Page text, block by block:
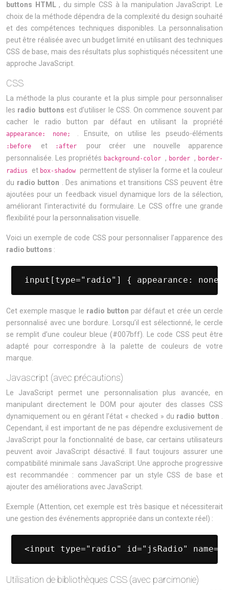
buttons HTML , du simple CSS à la manipulation JavaScript. Le
choix de la méthode dépendra de la complexité du design souhaité
et des compétences techniques disponibles. La personnalisation
peut être réalisée avec un budget limité en utilisant des techniques
CSS de base, mais des résultats plus sophistiqués nécessitent une
approche JavaScript.
CSS
La méthode la plus courante et la plus simple pour personnaliser
les radio buttons est d’utiliser le CSS. On commence souvent par
cacher le radio button par défaut en utilisant la propriété
appearance: none; . Ensuite, on utilise les pseudo-éléments
:before et :after pour créer une nouvelle apparence
personnalisée. Les propriétés background-color , border , border-
radius
et box-shadow
permettent de styliser la forme et la couleur
du radio button
. Des animations et transitions CSS peuvent être
ajoutées pour un feedback visuel dynamique lors de la sélection,
améliorant l’interactivité du formulaire. Le CSS offre une grande
flexibilité pour la personnalisation visuelle.
Voici un exemple de code CSS pour personnaliser l’apparence des
radio buttons :
input[type="radio"] { appearance:
Cet exemple masque le radio button par défaut et crée un cercle
personnalisé avec une bordure. Lorsqu’il est sélectionné, le cercle
se remplit d’une couleur bleue (#007bff). Le code CSS peut être
adapté pour correspondre à la palette de couleurs de votre
marque.
Javascript (avec précautions)
Le JavaScript permet une personnalisation plus avancée, en
manipulant directement le DOM pour ajouter des classes CSS
dynamiquement ou en gérant l’état « checked » du radio button
Cependant, il est important de ne pas dépendre exclusivement de
JavaScript pour la fonctionnalité de base, car certains utilisateurs
peuvent avoir JavaScript désactivé. Il faut toujours assurer une
compatibilité minimale sans JavaScript. Une approche progressive
est recommandée : commencer par un style CSS de base et
ajouter des améliorations avec JavaScript.
Exemple (Attention, cet exemple est très basique et nécessiterait
une gestion des événements appropriée dans un contexte réel) :
<input type="radio" id="jsRadio"
Utilisation de bibliothèques CSS (avec parcimonie)